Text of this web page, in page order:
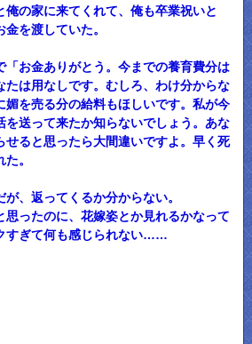
俺の家に来てくれて、俺も卒業祝いと
を渡していた。
「お金ありがとう。今までの養育費分は
たは用なしです。むしろ、わけ分からな
媚を売る分の給料もほしいです。私が今
を送って来たか知らないでしょう。あな
せると思ったら大間違いですよ。早く死
。
、返ってくるか分からない。
思ったのに、花嫁姿とか見れるかなって
すぎて何も感じられない……